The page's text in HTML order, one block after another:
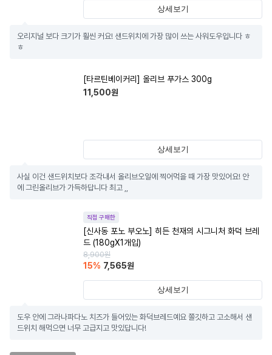
상세보기
오리지널 보다 크기가 훨씬 커요! 샌드위치에 가장 많이 쓰는 사워도우입니다 ㅎ
ㅎ
[타르틴베이커리] 올리브 푸가스 300g
11,500원
상세보기
사실 이건 샌드위치보다 조각내서 올리브오일에 찍어먹을 때 가장 맛있어요! 안
에 그린올리브가 가득하답니다 최고 ,,
직접 구매한
[신사동 포노 부오노] 히든 천재의 시그니처 화덕 브레
드 (180gX1개입)
8,900원
15% 7,565원
상세보기
도우 안에 그라나파다노 치즈가 들어있는 화덕브레드예요 쫄깃하고 고소해서 샌
드위치 해먹으면 너무 고급지고 맛있답니다!